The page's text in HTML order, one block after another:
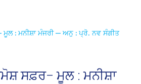
ਸਫ਼ਰ– ਮੂਲ : ਮਨੀਸ਼ਾ